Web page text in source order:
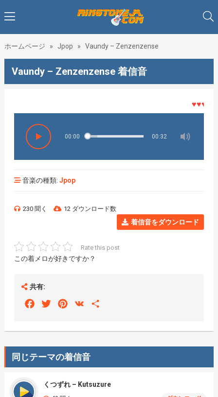
ホームページ » Jpop » Vaundy – Zenzenzense
Vaundy – Zenzenzense 着信音
♥♥♥着メ
00:00 00:32
音楽の種類: Jpop
230 聞く 12 ダウンロード数
着信音をダウンロード
Rate this post
この着メロが好きですか？
共有:
FacebookTwitterPinterest
VK
同じテーマの着信音
くつずれ – Kutsuzure